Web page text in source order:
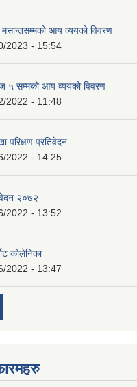
आय व्ययको विवरण
2023 - 15:54
५ सम्मको आय व्ययको विवरण
2022 - 11:48
परिक्षण प्रतिवेदन
2022 - 14:25
२०७२
2022 - 13:52
कोलेनिका
2022 - 13:47